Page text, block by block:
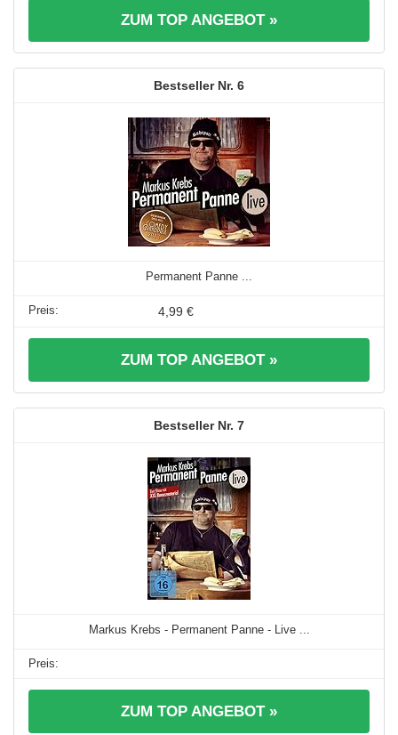
ZUM TOP ANGEBOT »
6
Permanent Panne ...
4,99 €
ZUM TOP ANGEBOT »
7
Markus Krebs - Permanent Panne - Live ...
ZUM TOP ANGEBOT »